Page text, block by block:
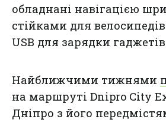
обладнані навігацією
стійками для
USB для зарядки
Найближчими тижнями
на маршруті Dnipro City
Дніпро з його